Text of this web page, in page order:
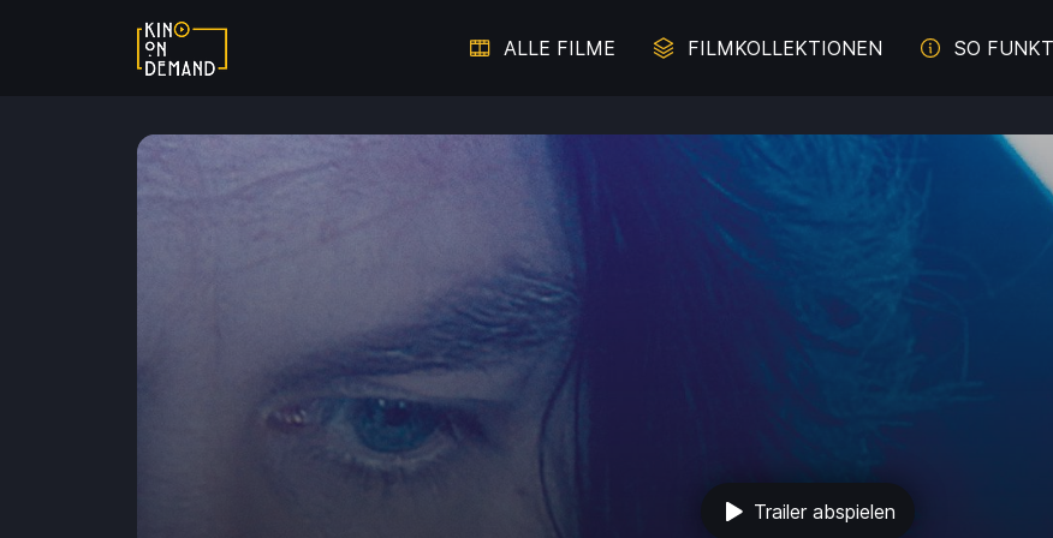
ALLE FILME FILMKOLLEKTIONEN SO
Verpasste Chancen Dem Verbrechen auf der Spur Juliette Binoche - Die
Auf und Davon - Filme übers
Hier spielt die Musik
Filme für die ganze Familie Intelligente
Trailer abspielen